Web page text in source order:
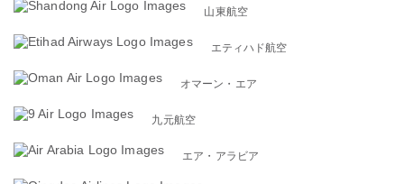
山東航空
エティハド航空
オマーン・エア
九元航空
エア・アラビア